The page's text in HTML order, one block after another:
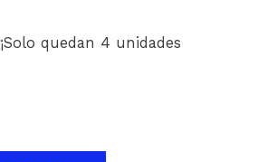
¡Solo quedan 4 unidades